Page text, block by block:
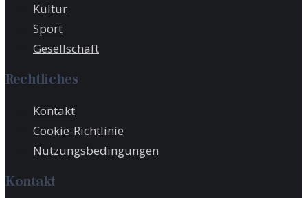
Kultur
Sport
Gesellschaft
Rechtliches
Kontakt
Cookie-Richtlinie
Nutzungsbedingungen
Kontakt